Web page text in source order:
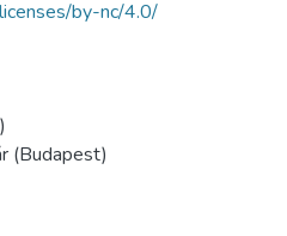
by-nc/4.0/
(Budapest)